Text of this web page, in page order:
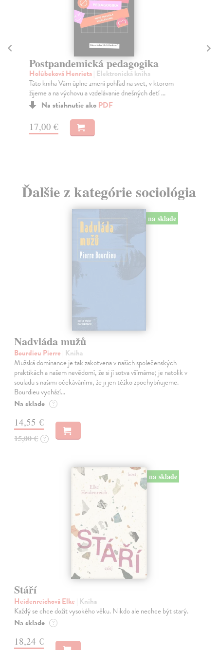
Postpandemická pedagogika
Holúbeková Henrieta| Elektronická kniha
Táto kniha Vám úplne zmení pohľad na svet, v ktorom
žijeme a na výchovu a vzdelávanie dnešných detí ...
Na stiahnutie ako PDF
17,00 €
Ďalšie z kategórie sociológia
na sklade
Nadvláda mužů
Bourdieu Pierre | Kniha
Mužská dominance je tak zakotvena v našich společenských
praktikách a našem nevědomí, že si jí sotva všímáme; je natolik v
souladu s našimi očekáváními, že ji jen těžko zpochybňujeme.
Bourdieu vychází…
Na sklade ?
14,55 €
15,00 € ?
na sklade
Stáří
Heidenreichová Elke | Kniha
Každý se chce dožít vysokého věku. Nikdo ale nechce být starý.
Na sklade ?
18,24 €